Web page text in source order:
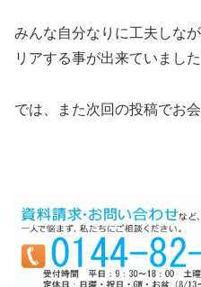
みんな自分なりに工夫しな
リアする事が出来ていまし
では、また次回の投稿でお